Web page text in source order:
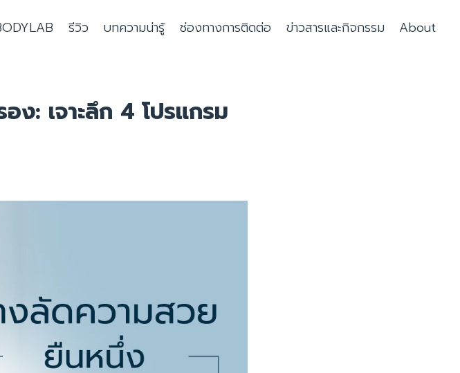
รีวิว บทความน่ารู้ ช่องทางการติดต่อ ข่าวสารและกิจกรรม About
: เจาะลึก 4 โปรแกรม